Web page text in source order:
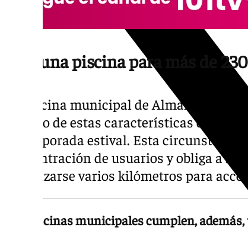
Solo una piscina para más de
La piscina municipal de Almanjáyar se
recurso de estas características
la temporada estival. Esta
concentración de usuarios y obliga a
desplazarse varios kilómetros para
Las piscinas municipales cumplen,